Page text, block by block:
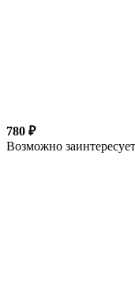
780 ₽
Возможно заинтересует